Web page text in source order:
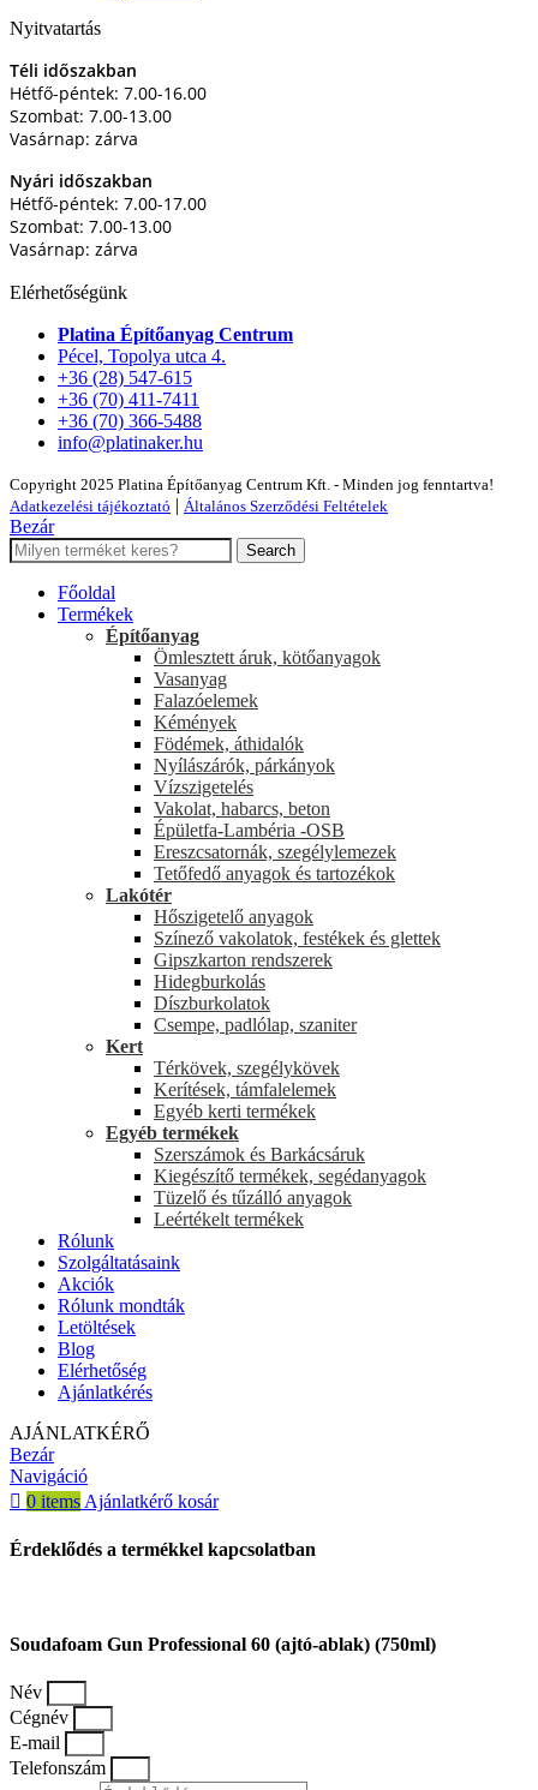
Nyitvatartás
Téli időszakban
Hétfő-péntek: 7.00-16.00
Szombat: 7.00-13.00
Vasárnap: zárva
Nyári időszakban
Hétfő-péntek: 7.00-17.00
Szombat: 7.00-13.00
Vasárnap: zárva
Elérhetőségünk
Platina Építőanyag Centrum
Pécel, Topolya utca 4.
+36 (28) 547-615
+36 (70) 411-7411
+36 (70) 366-5488
info@platinaker.hu
Copyright 2025 Platina Építőanyag Centrum Kft. - Minden jog fenntartva!
Adatkezelési tájékoztató | Általános Szerződési Feltételek
Bezár
Search
Főoldal
Termékek
Építőanyag
Ömlesztett áruk, kötőanyagok
Vasanyag
Falazóelemek
Kémények
Födémek, áthidalók
Nyílászárók, párkányok
Vízszigetelés
Vakolat, habarcs, beton
Épületfa-Lambéria -OSB
Ereszcsatornák, szegélylemezek
Tetőfedő anyagok és tartozékok
Lakótér
Hőszigetelő anyagok
Színező vakolatok, festékek és glettek
Gipszkarton rendszerek
Hidegburkolás
Díszburkolatok
Csempe, padlólap, szaniter
Kert
Térkövek, szegélykövek
Kerítések, támfalelemek
Egyéb kerti termékek
Egyéb termékek
Szerszámok és Barkácsáruk
Kiegészítő termékek, segédanyagok
Tüzelő és tűzálló anyagok
Leértékelt termékek
Rólunk
Szolgáltatásaink
Akciók
Rólunk mondták
Letöltések
Blog
Elérhetőség
Ajánlatkérés
AJÁNLATKÉRŐ
Bezár
Navigáció
0 items Ajánlatkérő kosár
Érdeklődés a termékkel kapcsolatban
Soudafoam Gun Professional 60 (ajtó-ablak) (750ml)
Név
Cégnév
E-mail
Telefonszám